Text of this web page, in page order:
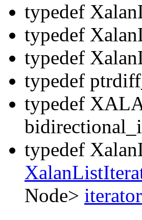
typedef
typedef
typedef
typedef
typedef
typedef
Node> iterator